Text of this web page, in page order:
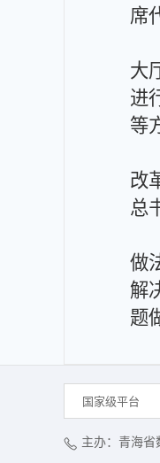
席
大
进
等
改
总
做
解
题
国家级平台
主办：青海省